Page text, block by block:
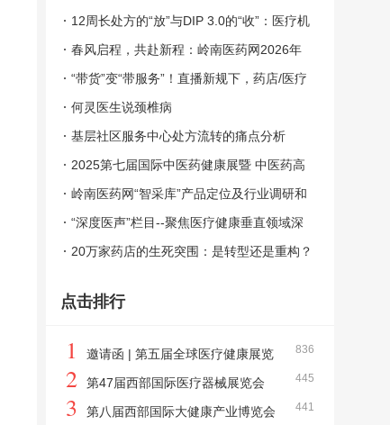
贸博览馆盛大召开
12周长处方的“放”与DIP 3.0的“收”：医疗机
构如何跨越新生存门槛
春风启程，共赴新程：岭南医药网2026年
开工寄语
“带货”变“带服务”！直播新规下，药店/医疗
机构如何破局？
何灵医生说颈椎病
基层社区服务中心处方流转的痛点分析
2025第七届国际中医药健康展暨 中医药高
质量发展生态大会
岭南医药网“智采库”产品定位及行业调研和
招募入驻方案
“深度医声”栏目--聚焦医疗健康垂直领域深
度知识共享平台
20万家药店的生死突围：是转型还是重构？
点击排行
836
1
邀请函 | 第五届全球医疗健康展览
会
445
2 第47届西部国际医疗器械展览会
441
3 第八届西部国际大健康产业博览会